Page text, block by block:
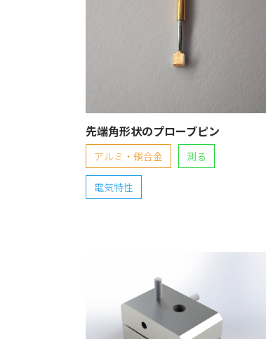
先端角形状のプローブピン
アルミ・銅合金 測る
電気特性